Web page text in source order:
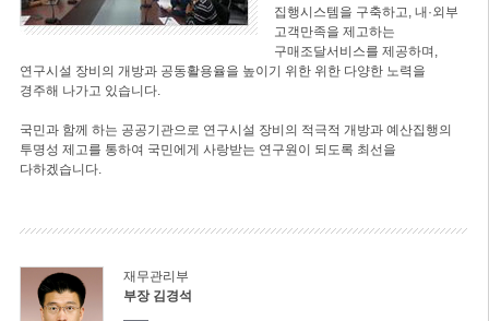
집행시스템을 구축하고, 내·외부
고객만족을 제고하는
구매조달서비스를 제공하며,
연구시설 장비의 개방과 공동활용율을 높이기 위한 위한 다양한 노력을
경주해 나가고 있습니다.
국민과 함께 하는 공공기관으로 연구시설 장비의 적극적 개방과 예산집행의
투명성 제고를 통하여 국민에게 사랑받는 연구원이 되도록 최선을
다하겠습니다.
재무관리부
부장 김경석